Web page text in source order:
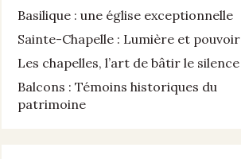
Basilique : une église exceptionnelle
Sainte-Chapelle : Lumière et pouvoir
Les chapelles, l’art de bâtir le silence
Balcons : Témoins historiques du
patrimoine